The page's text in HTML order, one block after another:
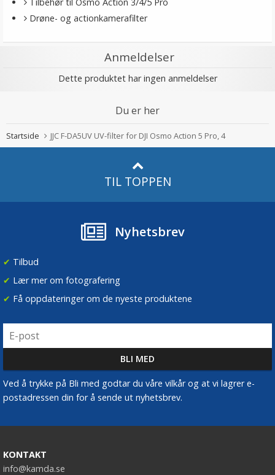
Drøne- og actionkamerafilter
Anmeldelser
Dette produktet har ingen anmeldelser
Du er her
Startside JJC F-DA5UV UV-filter for DJI Osmo Action 5 Pro, 4
TIL TOPPEN
Nyhetsbrev
✔ Tilbud
✔ Lær mer om fotografering
✔ Få oppdateringer om de nyeste produktene
Ved å trykke på Bli med godtar du våre vilkår og at vi lagrer e-
postadressen din for å sende ut nyhetsbrev.
KONTAKT
info@kamda.se